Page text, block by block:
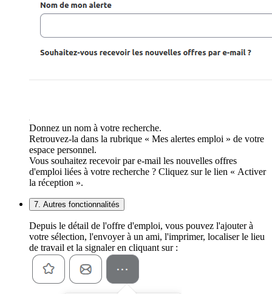
Donnez un nom à votre recherche.
Retrouvez-la dans la rubrique « Mes alertes emploi » de votre
espace personnel.
Vous souhaitez recevoir par e-mail les nouvelles offres
d'emploi liées à votre recherche ? Cliquez sur le lien « Activer
la réception ».
7. Autres fonctionnalités
Depuis le détail de l'offre d'emploi, vous pouvez l'ajouter à
votre sélection, l'envoyer à un ami, l'imprimer, localiser le lieu
de travail et la signaler en cliquant sur :